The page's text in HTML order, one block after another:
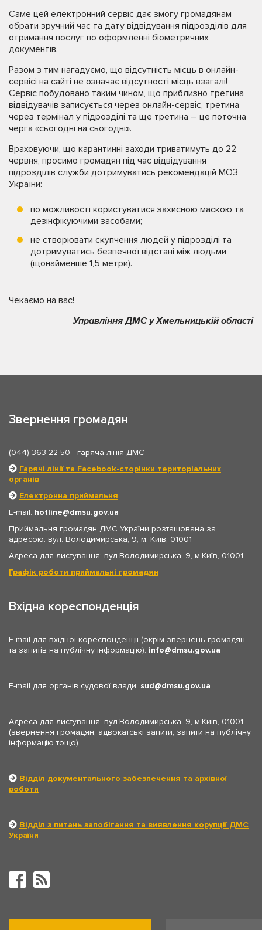
Саме цей електронний сервіс дає змогу громадянам
обрати зручний час та дату відвідування підрозділів для
отримання послуг по оформленні біометричних
документів.
Разом з тим нагадуємо, що відсутність місць в онлайн-
сервісі на сайті не означає відсутності місць взагалі!
Сервіс побудовано таким чином, що приблизно третина
відвідувачів записується через онлайн-сервіс, третина
через термінал у підрозділі та ще третина – це поточна
черга «сьогодні на сьогодні».
Враховуючи, що карантинні заходи триватимуть до 22
червня, просимо громадян під час відвідування
підрозділів служби дотримуватись рекомендацій МОЗ
України:
по можливості користуватися захисною маскою та
дезінфікуючими засобами;
не створювати скупчення людей у підрозділі та
дотримуватись безпечної відстані між людьми
(щонайменше 1,5 метри).
Чекаємо на вас!
Управління ДМС у Хмельницькій області
Звернення громадян
(044) 363-22-50 - гаряча лінія ДМС
Гарячі лінії та Facebook-сторінки територіальних
органів
Електронна приймальня
E-mail: hotline
dmsu.gov.ua
Приймальня громадян ДМС України розташована за
адресою: вул. Володимирська, 9, м. Київ, 01001
Адреса для листування: вул.Володимирська, 9, м.Київ, 01001
Графік роботи приймальні громадян
Вхідна кореспонденція
E-mail для вхідної кореспонденції (окрім звернень громадян
та запитів на публічну інформацію): info dmsu.gov.ua
E-mail для органів судової влади: sud dmsu.gov.ua
Адреса для листування: вул.Володимирська, 9, м.Київ, 01001
(звернення громадян, адвокатські запити, запити на публічну
інформацію тощо)
Відділ документального забезпечення та архівної
роботи
Відділ з питань запобігання та виявлення корупції ДМС
України